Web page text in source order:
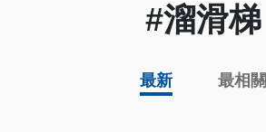
#溜滑梯
最新 最相關